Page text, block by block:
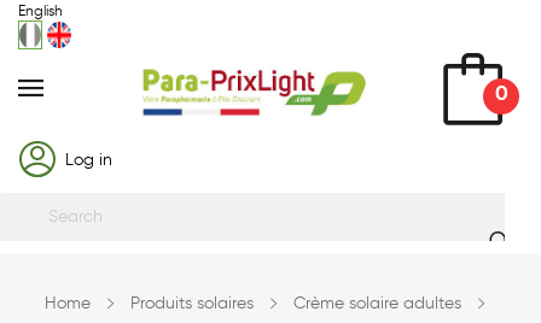
English
0
Log in
Home Produits solaires
Crème solaire adultes